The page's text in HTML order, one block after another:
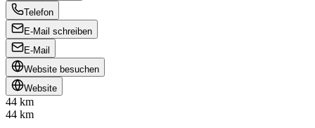
Telefon
E-Mail schreiben
E-Mail
Website besuchen
Website
44 km
44 km